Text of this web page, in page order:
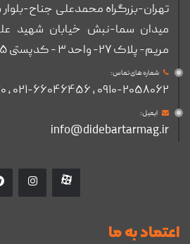
تهران-بزرگراه محمدعلی جناح-
میدان سما-نبش خیابان شهید
مریم- پلاک ۲۷- واحد ۳ - کدپستی ۱۴۵۸۶۵۳۶۱۵
شماره های تماس :
۰۹۱۰-۲۰۵۸۰۶۲ , ۰۲۱-۶۶۰۴۶۴۵۶ , ۰۲۱-۶۶۰۲۸۱۳۰
ایمیل :
info@didebartarmag.ir
اعتماد به ما